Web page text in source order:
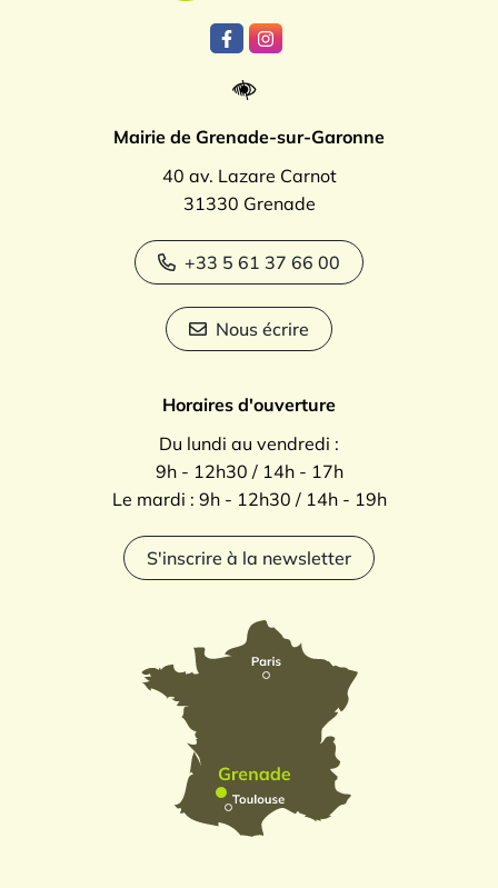
Lien vers le compte Facebook
Lien vers le compte
Mairie de Grenade-sur-Garonne
40 av. Lazare Carnot
31330 Grenade
+33 5 61 37 66 00
Nous écrire
Horaires d'ouverture
Du lundi au vendredi :
9h - 12h30 / 14h - 17h
Le mardi : 9h - 12h30 / 14h - 19h
S'inscrire à la newsletter